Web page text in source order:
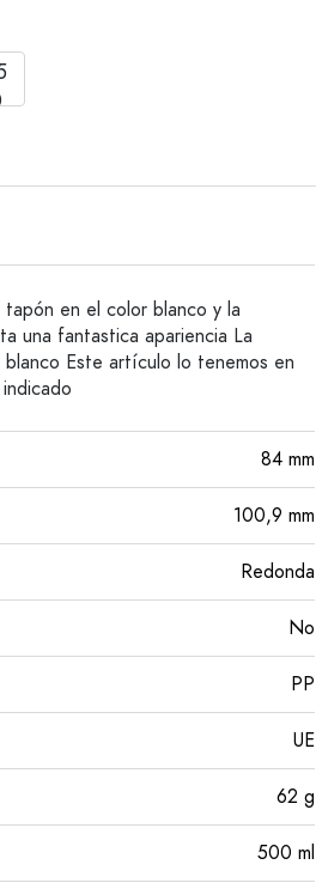
en el color blanco y la
una fantastica apariencia La
Este artículo lo tenemos en
84 mm
100,9 mm
Redonda
No
PP
UE
62 g
500 ml